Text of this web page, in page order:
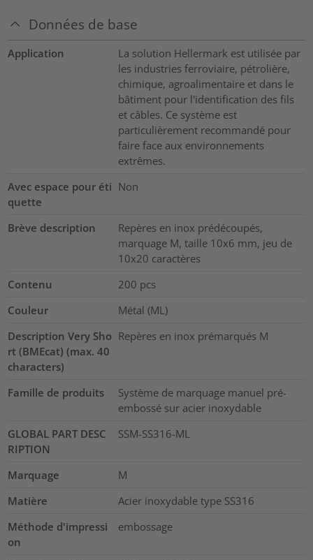
Données de base
Application
La solution Hellermark est utilisée par
les industries ferroviaire, pétrolière,
chimique, agroalimentaire et dans le
bâtiment pour l'identification des fils
et câbles. Ce système est
particulièrement recommandé pour
faire face aux environnements
extrêmes.
Avec espace pour éti
quette
Non
Brève description
Repères en inox prédécoupés,
marquage M, taille 10x6 mm, jeu de
10x20 caractères
Contenu
200 pcs
Couleur
Métal (ML)
Description Very Sho
rt (BMEcat) (max. 40
characters)
Repères en inox prémarqués M
Famille de produits
Système de marquage manuel pré-
embossé sur acier inoxydable
GLOBAL PART DESC
RIPTION
SSM-SS316-ML
Marquage
M
Matière
Acier inoxydable type SS316
Méthode d'impressi
on
embossage